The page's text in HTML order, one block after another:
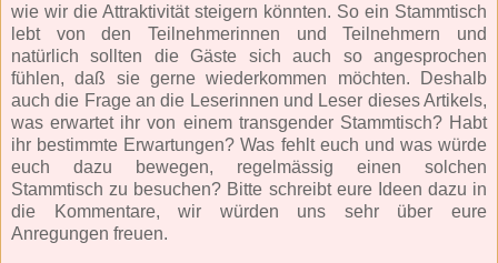
wie wir die Attraktivität steigern könnten. So ein Stammtisch
lebt von den Teilnehmerinnen und Teilnehmern und
natürlich sollten die Gäste sich auch so angesprochen
fühlen, daß sie gerne wiederkommen möchten. Deshalb
auch die Frage an die Leserinnen und Leser dieses Artikels,
was erwartet ihr von einem transgender Stammtisch? Habt
ihr bestimmte Erwartungen? Was fehlt euch und was würde
euch dazu bewegen, regelmässig einen solchen
Stammtisch zu besuchen? Bitte schreibt eure Ideen dazu in
die Kommentare, wir würden uns sehr über eure
Anregungen freuen.